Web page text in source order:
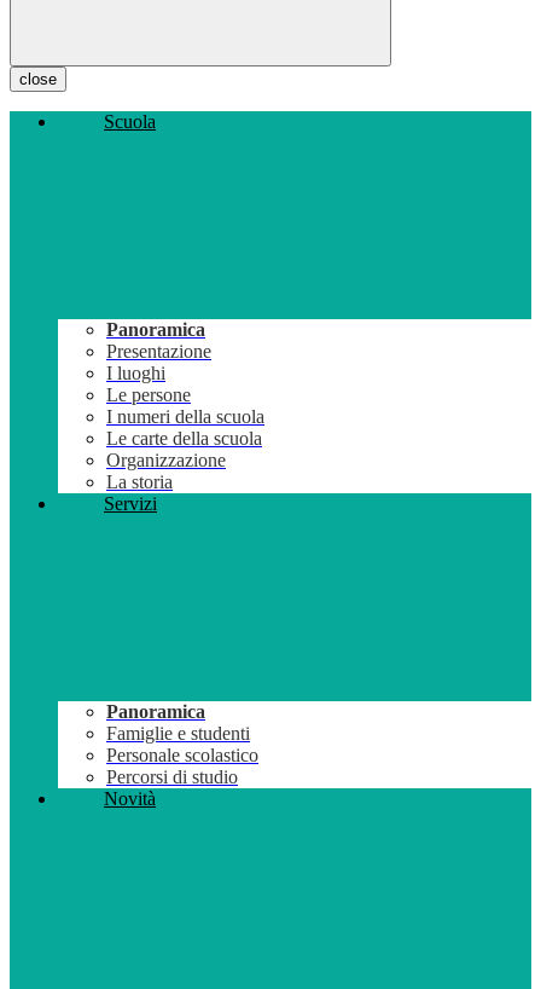
close
Scuola
Panoramica
Presentazione
I luoghi
Le persone
I numeri della scuola
Le carte della scuola
Organizzazione
La storia
Servizi
Panoramica
Famiglie e studenti
Personale scolastico
Percorsi di studio
Novità